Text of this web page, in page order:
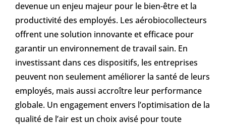
devenue un enjeu majeur pour le bien-être et la
productivité des employés. Les aérobiocollecteurs
offrent une solution innovante et efficace pour
garantir un environnement de travail sain. En
investissant dans ces dispositifs, les entreprises
peuvent non seulement améliorer la santé de leurs
employés, mais aussi accroître leur performance
globale. Un engagement envers l’optimisation de la
qualité de l’air est un choix avisé pour toute